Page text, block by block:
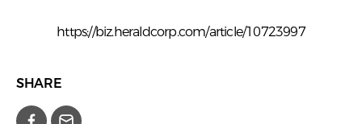
https://biz.heraldcorp.com/article/10723997
SHARE